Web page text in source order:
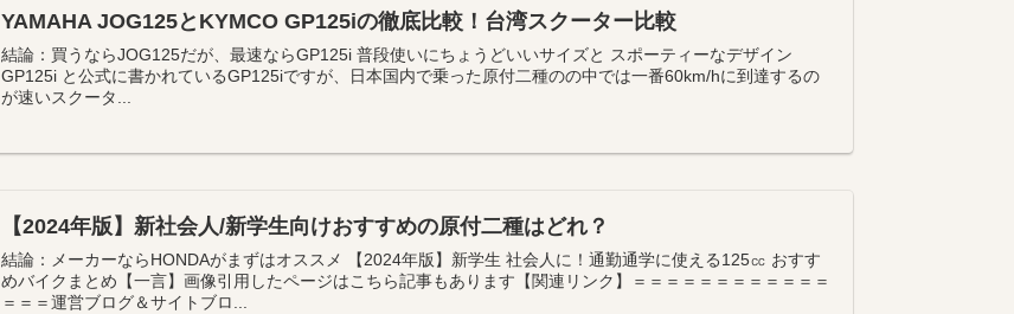
YAMAHA JOG125とKYMCO GP125iの徹底比較！台湾スクーター比較
結論：買うならJOG125だが、最速ならGP125i 普段使いにちょうどいいサイズと スポーティーなデザイン
GP125i と公式に書かれているGP125iですが、日本国内で乗った原付二種のの中では一番60km/hに到達するの
が速いスクータ...
【2024年版】新社会人/新学生向けおすすめの原付二種はどれ？
結論：メーカーならHONDAがまずはオススメ 【2024年版】新学生 社会人に！通勤通学に使える125㏄ おすす
めバイクまとめ【一言】画像引用したページはこちら記事もあります【関連リンク】＝＝＝＝＝＝＝＝＝＝＝＝
＝＝＝運営ブログ＆サイトブロ...